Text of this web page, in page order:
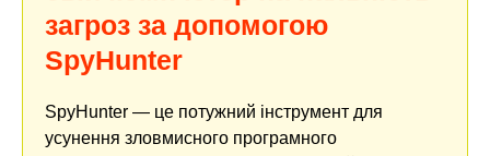
загроз за допомогою
SpyHunter
SpyHunter — це потужний інструмент для
усунення зловмисного програмного